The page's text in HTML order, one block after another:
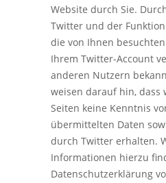
Website durch Sie.
Twitter und der Funktion
die von Ihnen
Ihrem Twitter-Account
anderen Nutzern
weisen darauf hin, dass
Seiten keine Kenntnis
übermittelten Daten
durch Twitter erhalten.
Informationen hierzu
Datenschutzerklärung